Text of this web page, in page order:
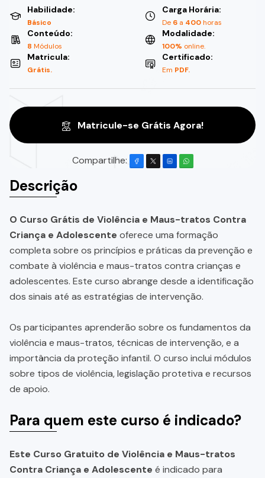
Habilidade:
Básico
Carga Horária:
De 6 a 400horas
Conteúdo:
8 Módulos
Modalidade:
100% online.
Matricula:
Grátis.
Certificado:
Em PDF.
Matricule-se Grátis Agora!
Compartilhe:
Descrição
O Curso Grátis de Violência e Maus-tratos Contra
Criança e Adolescente oferece uma formação
completa sobre os princípios e práticas da prevenção e
combate à violência e maus-tratos contra crianças e
adolescentes. Este curso abrange desde a identificação
dos sinais até as estratégias de intervenção.
Os participantes aprenderão sobre os fundamentos da
violência e maus-tratos, técnicas de intervenção, e a
importância da proteção infantil. O curso inclui módulos
sobre tipos de violência, legislação protetiva e recursos
de apoio.
Para quem este curso é indicado?
Este Curso Gratuito de Violência e Maus-tratos
Contra Criança e Adolescente é indicado para